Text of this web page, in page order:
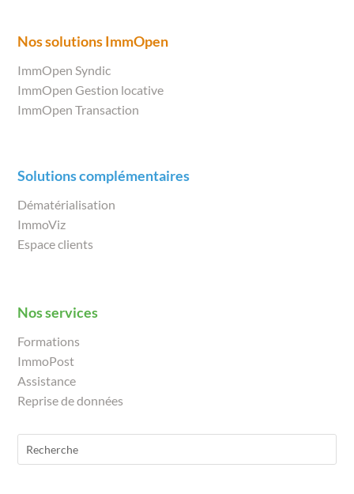
Nos solutions ImmOpen
ImmOpen Syndic
ImmOpen Gestion locative
ImmOpen Transaction
Solutions complémentaires
Dématérialisation
ImmoViz
Espace clients
Nos services
Formations
ImmoPost
Assistance
Reprise de données